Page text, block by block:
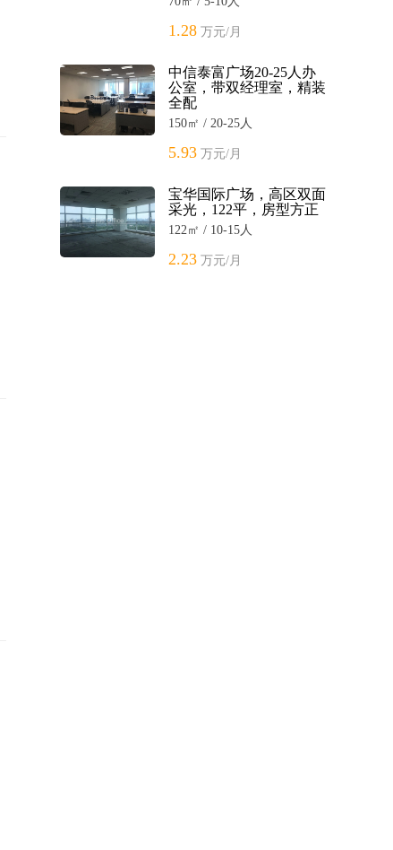
1.28 万元/月
中信泰富广场20-25人办
公室，带双经理室，精装
全配
150㎡ / 20-25人
5.93 万元/月
宝华国际广场，高区双面
采光，122平，房型方正
122㎡ / 10-15人
2.23 万元/月